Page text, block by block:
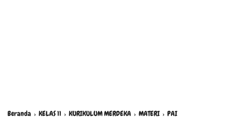
Beranda › KELAS 11 › KURIKULUM MERDEKA › MATERI › PAI